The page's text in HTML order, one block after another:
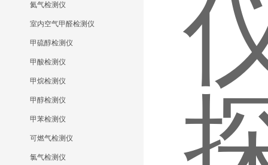
氦气检测仪
室内空气甲醛检测仪
甲硫醇检测仪
甲酸检测仪
甲烷检测仪
甲醇检测仪
甲苯检测仪
可燃气检测仪
氯气检测仪